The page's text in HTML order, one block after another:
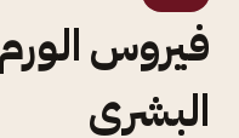
فيروس
البشري